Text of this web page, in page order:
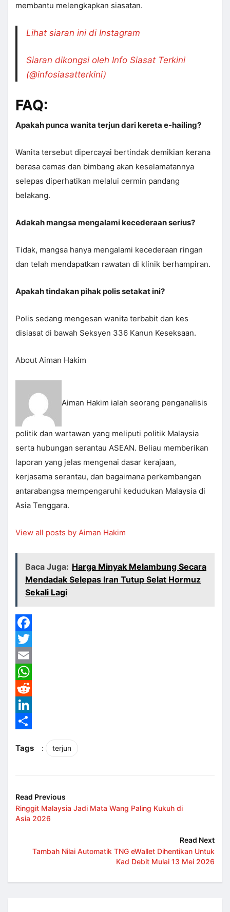
membantu melengkapkan siasatan.
Lihat siaran ini di Instagram
Siaran dikongsi oleh Info Siasat Terkini
(@infosiasatterkini)
FAQ:
Apakah punca wanita terjun dari kereta e-hailing?
Wanita tersebut dipercayai bertindak demikian kerana
berasa cemas dan bimbang akan keselamatannya
selepas diperhatikan melalui cermin pandang
belakang.
Adakah mangsa mengalami kecederaan serius?
Tidak, mangsa hanya mengalami kecederaan ringan
dan telah mendapatkan rawatan di klinik berhampiran.
Apakah tindakan pihak polis setakat ini?
Polis sedang mengesan wanita terbabit dan kes
disiasat di bawah Seksyen 336 Kanun Keseksaan.
About Aiman Hakim
Aiman Hakim ialah seorang penganalisis
politik dan wartawan yang meliputi politik Malaysia
serta hubungan serantau ASEAN. Beliau memberikan
laporan yang jelas mengenai dasar kerajaan,
kerjasama serantau, dan bagaimana perkembangan
antarabangsa mempengaruhi kedudukan Malaysia di
Asia Tenggara.
View all posts by Aiman Hakim
Baca Juga: Harga Minyak Melambung Secara
Mendadak Selepas Iran Tutup Selat Hormuz
Sekali Lagi
Facebook
Twitter
Email
WhatsApp
Reddit
LinkedIn
Tags
: terjun
Read Previous
Ringgit Malaysia Jadi Mata Wang Paling Kukuh di
Asia 2026
Read Next
Tambah Nilai Automatik TNG eWallet Dihentikan Untuk
Kad Debit Mulai 13 Mei 2026